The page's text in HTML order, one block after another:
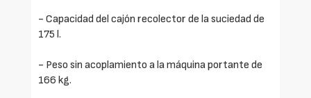
- Capacidad del cajón recolector de la suciedad de
175 l.
- Peso sin acoplamiento a la máquina portante de
166 kg.